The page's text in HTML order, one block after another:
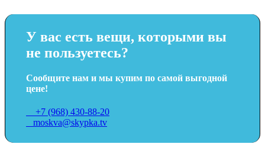
У вас есть вещи, которыми вы
не пользуетесь?
Сообщите нам и мы купим по самой выгодной
цене!
+7 (968) 430-88-20
moskva@skypka.tv